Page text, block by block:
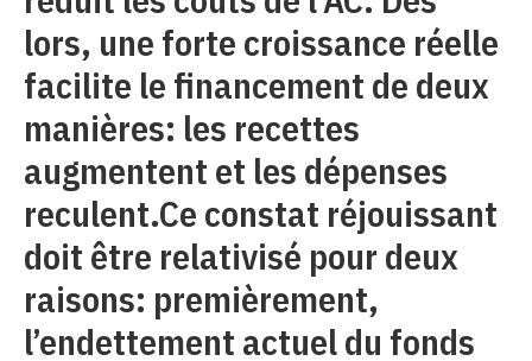
lors, une forte croissance réelle
facilite le financement de deux
manières: les recettes
augmentent et les dépenses
reculent.Ce constat réjouissant
doit être relativisé pour deux
raisons: premièrement,
l’endettement actuel du fonds